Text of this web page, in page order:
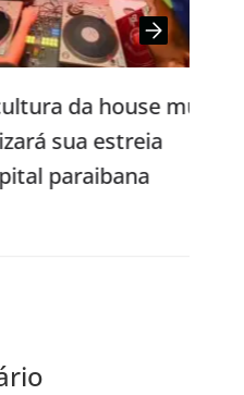
da house music
estreia